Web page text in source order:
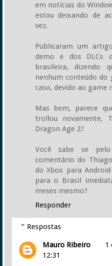
em notícias do
estou deixando de
vez.
Publicaram um
demo e dos DLCs
brasileira, dizendo
nenhum conteúdo do
caso, devido ao game
Mas bem, parece
trollou novamente,
Dragon Age 2?
Você sabe se
comentário do
do Xbox para
para o Brasil
meses mesmo?
Responder
Respostas
Mauro Ribeiro
1
12:31